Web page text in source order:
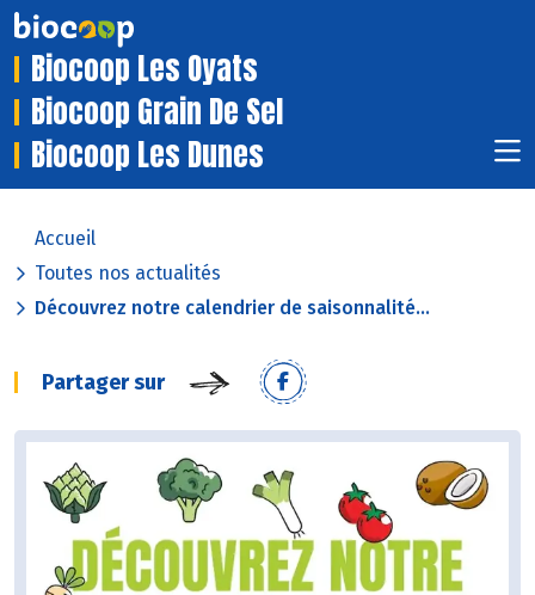
Biocoop Les Oyats
Biocoop Grain De Sel
Biocoop Les Dunes
Accueil
Toutes nos actualités
Découvrez notre calendrier de saisonnalité...
Partager sur